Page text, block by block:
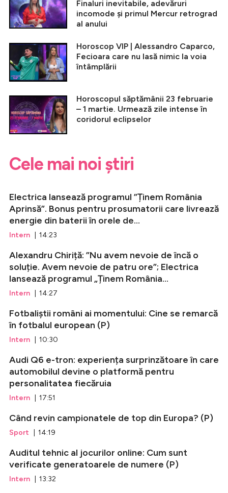
Finaluri inevitabile, adevăruri
incomode și primul Mercur retrograd
al anului
Horoscop VIP | Alessandro Caparco,
Fecioara care nu lasă nimic la voia
întâmplării
Horoscopul săptămânii 23 februarie
– 1 martie. Urmează zile intense în
coridorul eclipselor
Cele mai noi știri
Electrica lansează programul ”Ținem România
Aprinsă”. Bonus pentru prosumatorii care livrează
energie din baterii în orele de...
Intern | 14:23
Alexandru Chiriță: ”Nu avem nevoie de încă o
soluție. Avem nevoie de patru ore”; Electrica
lansează programul „Ținem România...
Intern | 14:27
Fotbaliștii români ai momentului: Cine se remarcă
în fotbalul european (P)
Intern | 10:30
Audi Q6 e-tron: experiența surprinzătoare în care
automobilul devine o platformă pentru
personalitatea fiecăruia
Intern | 17:51
Când revin campionatele de top din Europa? (P)
Sport | 14:19
Auditul tehnic al jocurilor online: Cum sunt
verificate generatoarele de numere (P)
Intern | 13:32